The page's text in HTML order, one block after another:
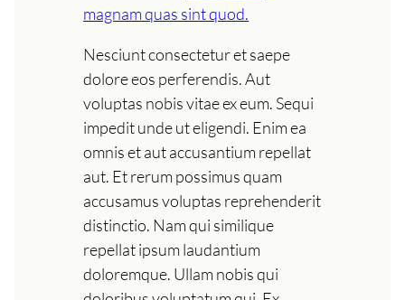
magnam quas sint quod.
Nesciunt consectetur et saepe
dolore eos perferendis. Aut
voluptas nobis vitae ex eum. Sequi
impedit unde ut eligendi. Enim ea
omnis et aut accusantium repellat
aut. Et rerum possimus quam
accusamus voluptas reprehenderit
distinctio. Nam qui similique
repellat ipsum laudantium
doloremque. Ullam nobis qui